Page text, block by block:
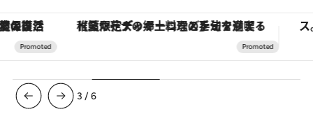
【夏限定ディナーコース】旬を迎える稚鮎や花ズッキーニなどをイタリア・トスカーナの郷土料理の手法で満喫！
3 /6